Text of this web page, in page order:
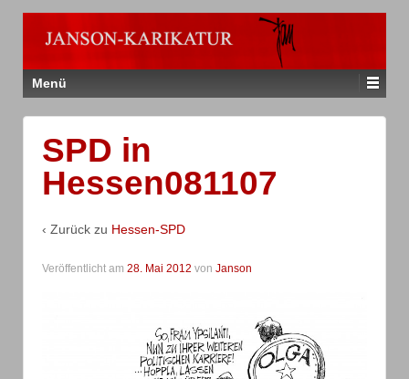
Menü
SPD in
Hessen081107
‹ Zurück zu Hessen-SPD
Veröffentlicht am 28. Mai 2012 von Janson